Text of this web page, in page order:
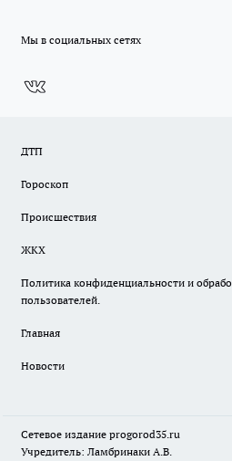
Мы в социальных сетях
ДТП
Гороскоп
Происшествия
ЖКХ
Политика конфиденциальности и
пользователей.
Главная
Новости
Сетевое издание progorod35.ru
Учредитель: Ламбринаки А.В.